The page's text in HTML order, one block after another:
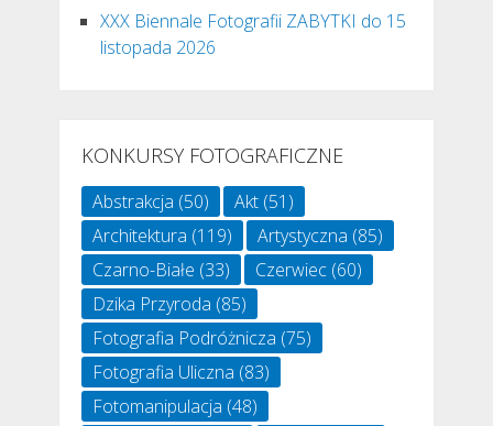
XXX Biennale Fotografii ZABYTKI do 15
listopada 2026
KONKURSY FOTOGRAFICZNE
Abstrakcja (50) Akt(51)
Architektura (119) Artystyczna (85)
Czarno-Białe (33) Czerwiec(60)
Dzika Przyroda (85)
Fotografia Podróżnicza (75)
Fotografia Uliczna (83)
Fotomanipulacja (48)